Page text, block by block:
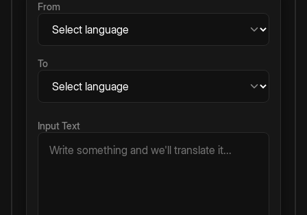
From
To
Input Text